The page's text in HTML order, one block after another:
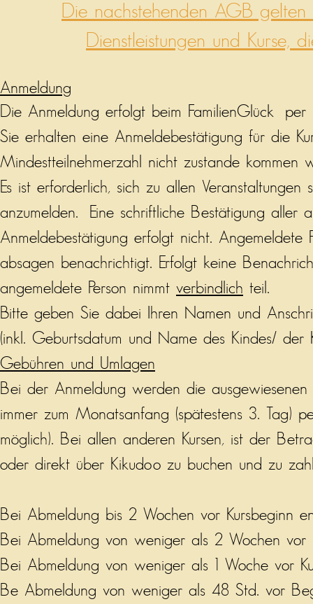
Die nachstehenden AGB gelten
Dienstleistungen und Kurse,
Anmeldung
Die Anmeldung erfolgt beim FamilienGlück per
Sie erhalten eine Anmeldebestätigung für die
Mindestteilnehmerzahl nicht zustande
Es ist erforderlich, sich zu allen
anzumelden. Eine schriftliche Bestätigung aller
Anmeldebestätigung erfolgt nicht. Angemeldete
absagen benachrichtigt. Erfolgt keine
angemeldete Person nimmt verbindlich teil.
Bitte geben Sie dabei Ihren Namen und
(inkl. Geburtsdatum und Name des Kindes/ der
Gebühren und Umlagen
Bei der Anmeldung werden die
immer zum Monatsanfang (spätestens 3. Tag)
möglich). Bei allen anderen Kursen, ist der
oder direkt über Kikudoo zu buchen und zu
Bei Abmeldung bis 2 Wochen vor Kursbeginn
Bei Abmeldung von weniger als 2 Wochen vor
Bei Abmeldung von weniger als 1 Woche vor
Be Abmeldung von weniger als 48 Std. vor